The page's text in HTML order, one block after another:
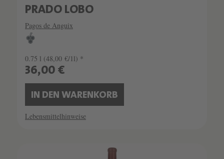
PRADO LOBO
Pagos de Anguix
0.75 l (48,00 €/1l) *
36,00 €
IN DEN WARENKORB
Lebensmittelhinweise